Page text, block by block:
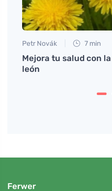
Petr Novák 7 min
Mejora tu salud con
león
Ferwer